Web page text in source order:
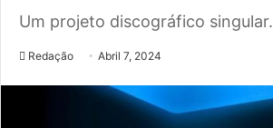
Um projeto discográfico singular.
Redação Abril 7, 2024